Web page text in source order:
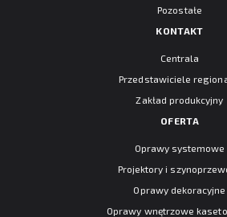
Pozostałe
KONTAKT
Centrala
Przedstawiciele
Zakład produkcyjny
OFERTA
Oprawy systemowe
Projektory i
Oprawy dekoracyjne
Oprawy wnętrzowe